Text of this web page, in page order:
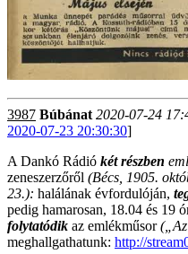
3987 Búbánat 2020-07-24
2020-07-23 20:30:30]
A Dankó Rádió két részben
zeneszerzőről (Bécs, 1905.
23.): halálának évfordulóján,
pedig hamarosan, 18.04 és 19
folytatódik az emlékműsor
meghallgathatunk: http://